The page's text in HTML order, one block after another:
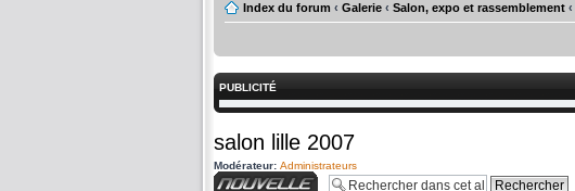
Index du forum ‹ Galerie ‹ Salon, expo et rassemblement ‹
PUBLICITÉ
salon lille 2007
Modérateur: Administrateurs
Charger une image